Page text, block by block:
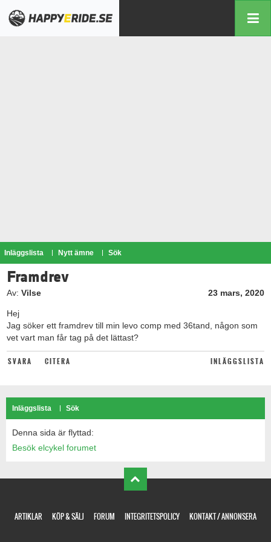
Inläggslista Nytt ämne Sök
Framdrev
Av: Vilse 23 mars, 2020
Hej
Jag söker ett framdrev till min levo comp med 36tand, någon som
vet vart man får tag på det lättast?
SVARA CITERA INLÄGGSLISTA
Inläggslista Sök
Denna sida är flyttad:
Besök elcykel forumet
ARTIKLAR KÖP & SÄLJ FORUM INTEGRITETSPOLICY KONTAKT / ANNONSERA